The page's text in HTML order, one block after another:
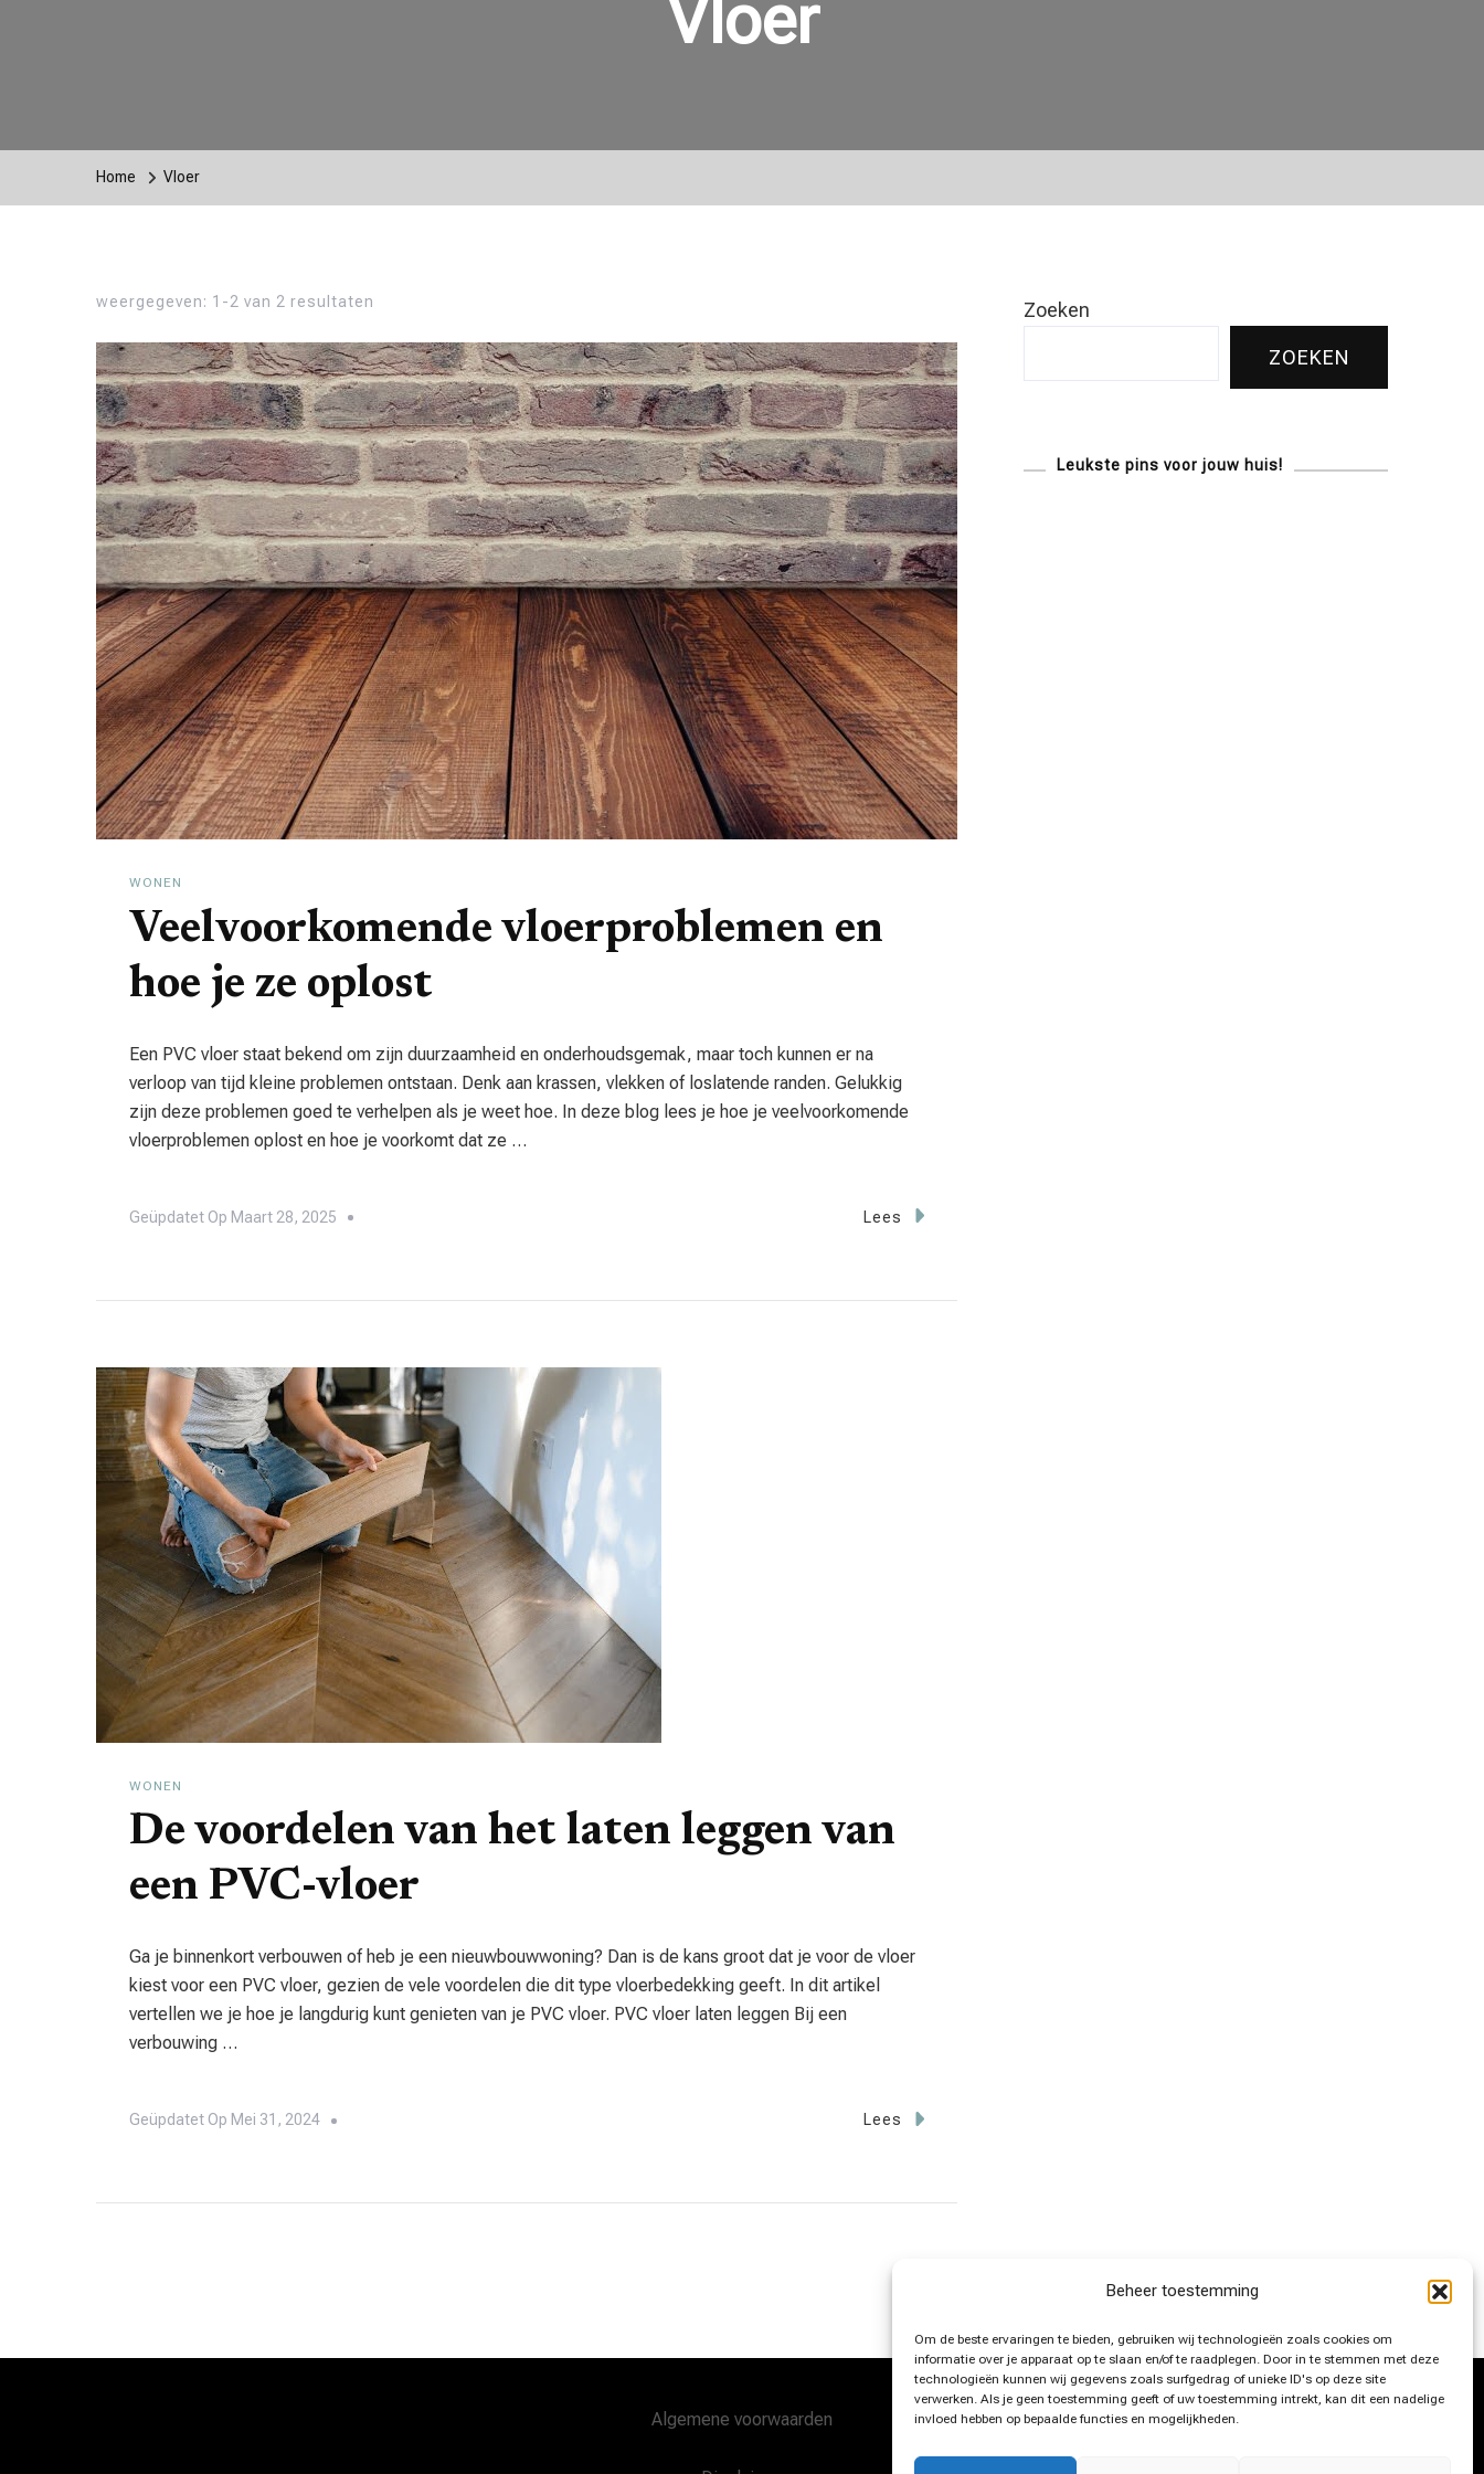
Beheer toestemming
Om de beste ervaringen te bieden, gebruiken wij technologieën zoals cookies om
informatie over je apparaat op te slaan en/of te raadplegen. Door in te stemmen met deze
technologieën kunnen wij gegevens zoals surfgedrag of unieke ID's op deze site
verwerken. Als je geen toestemming geeft of uw toestemming intrekt, kan dit een nadelige
invloed hebben op bepaalde functies en mogelijkheden.
Vloer
Home Vloer
weergegeven: 1-2 van 2 resultaten
WONEN
Veelvoorkomende vloerproblemen en
hoe je ze oplost
Een PVC vloer staat bekend om zijn duurzaamheid en onderhoudsgemak, maar toch kunnen er na
verloop van tijd kleine problemen ontstaan. Denk aan krassen, vlekken of loslatende randen. Gelukkig
zijn deze problemen goed te verhelpen als je weet hoe. In deze blog lees je hoe je veelvoorkomende
vloerproblemen oplost en hoe je voorkomt dat ze …
Geüpdatet Op Maart 28, 2025 Lees
WONEN
De voordelen van het laten leggen van
een PVC-vloer
Ga je binnenkort verbouwen of heb je een nieuwbouwwoning? Dan is de kans groot dat je voor de vloer
kiest voor een PVC vloer, gezien de vele voordelen die dit type vloerbedekking geeft. In dit artikel
vertellen we je hoe je langdurig kunt genieten van je PVC vloer. PVC vloer laten leggen Bij een
verbouwing …
Geüpdatet Op Mei 31, 2024 Lees
Zoeken
ZOEKEN
Leukste pins voor jouw huis!
Algemene voorwaarden